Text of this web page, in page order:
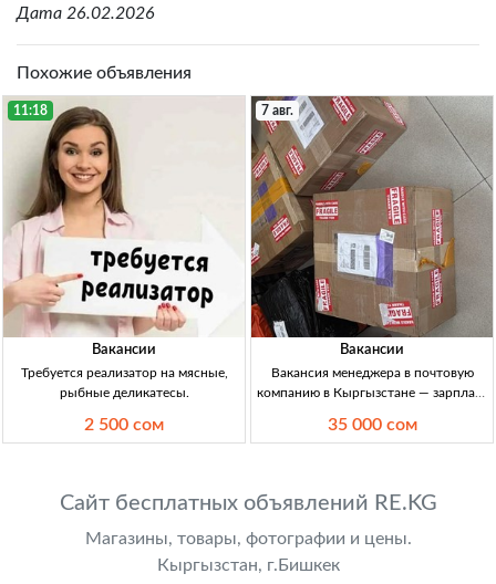
Дата 26.02.2026
Похожие объявления
11:18
Вакансии
Требуется реализатор на мясные,
рыбные деликатесы.
2 500 сом
7 авг.
Вакансии
Вакансия менеджера в почтовую
компанию в Кыргызстане — зарплата
почтовую компанию, 20–35 лет,
35 000 сом
Сайт бесплатных объявлений RE.KG
Магазины, товары, фотографии и цены.
Кыргызстан, г.Бишкек